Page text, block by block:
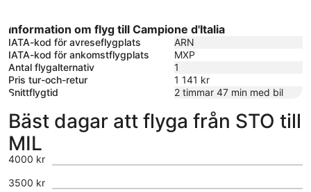
dag
Information om flyg till Campione d'Italia
IATA-kod för avreseflygplats
ARN
IATA-kod för ankomstflygplats
MXP
Antal flygalternativ
1
Pris tur-och-retur
1 141 kr
Snittflygtid
2 timmar 47 min med bil
Bäst dagar att flyga från STO till
MIL
3500 kr
4000 kr